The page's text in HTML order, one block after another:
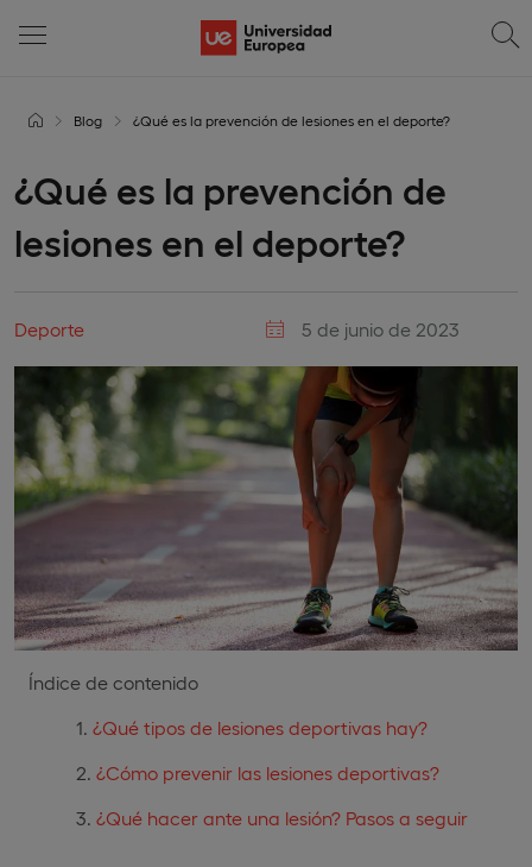
Blog ¿Qué es la prevención de lesiones en el deporte?
¿Qué es la prevención de
lesiones en el deporte?
Deporte 5 de junio de 2023
Índice de contenido
¿Qué tipos de lesiones deportivas hay?
¿Cómo prevenir las lesiones deportivas?
¿Qué hacer ante una lesión? Pasos a seguir